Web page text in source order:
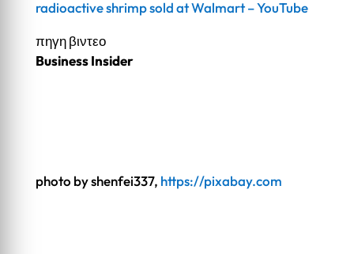
radioactive shrimp sold at Walmart – YouTube
πηγη βιντεο
Business Insider
photo by shenfei337, https://pixabay.com